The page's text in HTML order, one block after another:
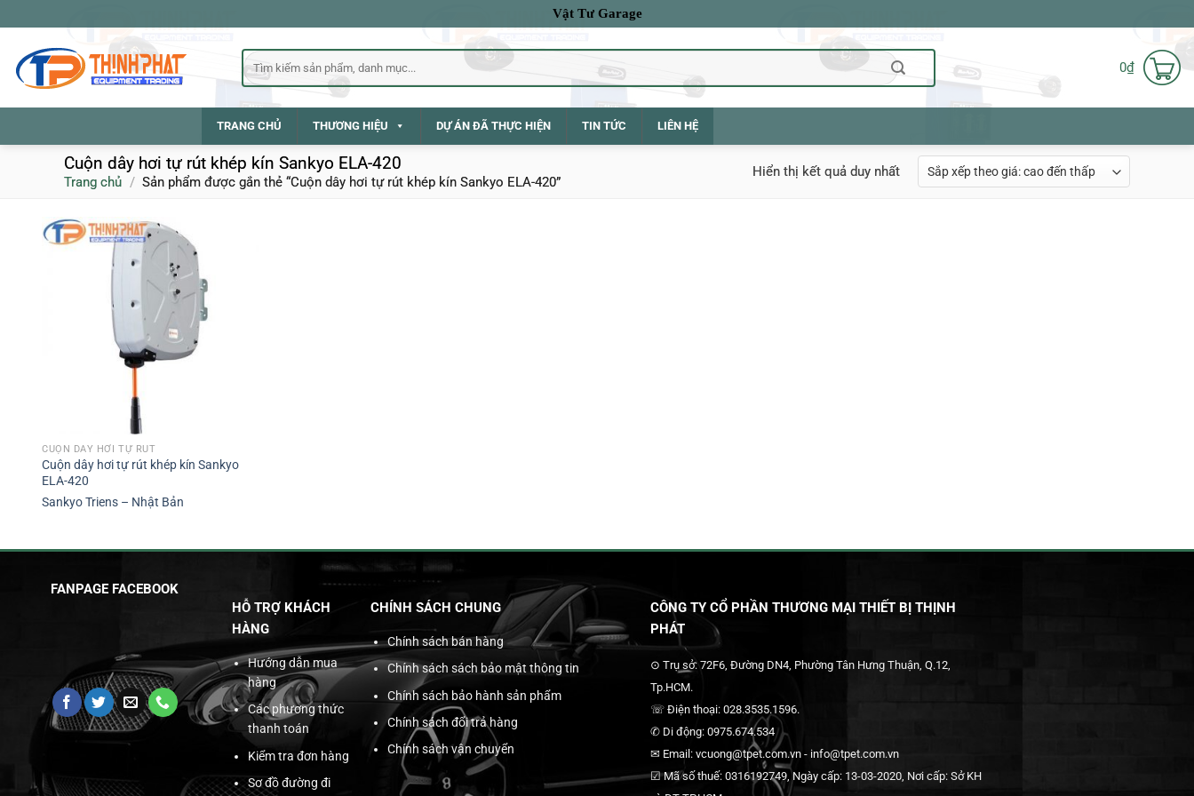
qua
dung
Vật Tư Garage
Tìm
kiếm:
0₫
TRANG CHỦ THƯƠNG HIỆU DỰ ÁN ĐÃ THỰC HIỆN TIN TỨC LIÊN HỆ
Cuộn dây hơi tự rút khép kín Sankyo ELA-420
Trang chủ / Sản phẩm được gắn thẻ “Cuộn dây hơi tự rút khép kín Sankyo ELA-420”
Hiển thị kết quả duy nhất
CUỘN DÂY HƠI TỰ RÚT
Cuộn dây hơi tự rút khép kín Sankyo
ELA-420
Sankyo Triens – Nhật Bản
FANPAGE FACEBOOK
HỖ TRỢ KHÁCH
HÀNG
Hướng dẫn mua
hàng
Các phương thức
thanh toán
Kiểm tra đơn hàng
Sơ đồ đường đi
CHÍNH SÁCH CHUNG
Chính sách bán hàng
Chính sách sách bảo mật thông tin
Chính sách bảo hành sản phẩm
Chính sách đổi trả hàng
Chính sách vận chuyển
CÔNG TY CỔ PHẦN THƯƠNG MẠI THIẾT BỊ THỊNH
PHÁT
⊙ Trụ sở: 72F6, Đường DN4, Phường Tân Hưng Thuận, Q.12,
Tp.HCM.
☏ Điện thoại: 028.3535.1596.
✆ Di động: 0975.674.534
✉ Email: vcuong@tpet.com.vn - info@tpet.com.vn
☑ Mã số thuế: 0316192749, Ngày cấp: 13-03-2020, Nơi cấp: Sở KH